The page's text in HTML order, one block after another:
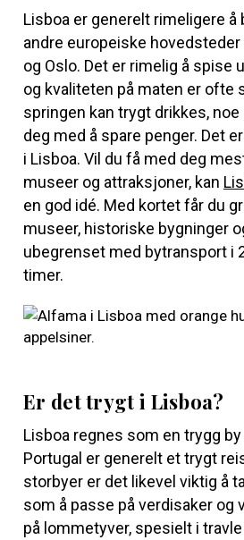
Lisboa er generelt rimeligere å
andre europeiske hovedsteder
og Oslo. Det er rimelig å spise
og kvaliteten på maten er ofte
springen kan trygt drikkes,
deg med å spare penger. Det
i Lisboa. Vil du få med deg
museer og attraksjoner, kan
en god idé. Med kortet får du
museer, historiske bygninger
ubegrenset med bytransport i
timer.
Er det trygt i Lisboa?
Lisboa regnes som en trygg
Portugal er generelt et trygt
storbyer er det likevel viktig å
som å passe på verdisaker
på lommetyver, spesielt i